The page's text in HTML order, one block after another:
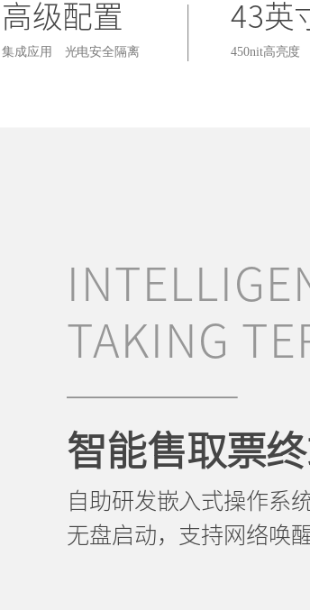
高级配置
集成应用 光电安全隔离
43英
450nit高亮度
TAKING
智能售取票
自助研发嵌入式操作系
无盘启动，支持网络唤